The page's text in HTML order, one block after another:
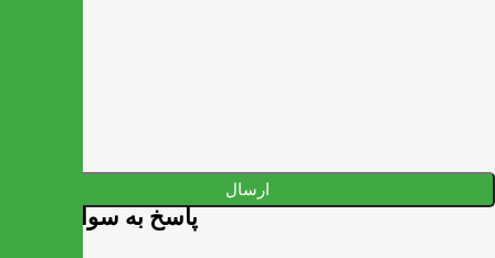
ارسال
پاسخ به سوالات شما